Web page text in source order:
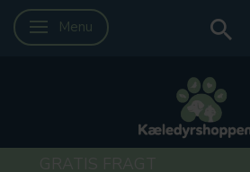
Skifte navigation
Menu